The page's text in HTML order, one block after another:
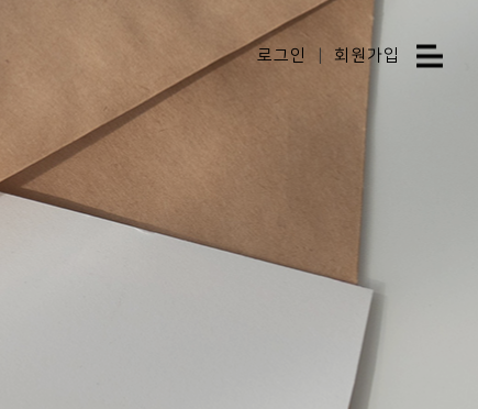
로그인 회원가입